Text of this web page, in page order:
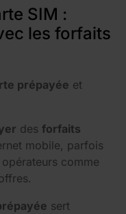
SIM :
les forfaits
prépayée et
des forfaits
mobile, parfois
comme
sert